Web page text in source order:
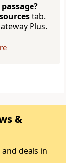
tab.
Plus.
&
deals in